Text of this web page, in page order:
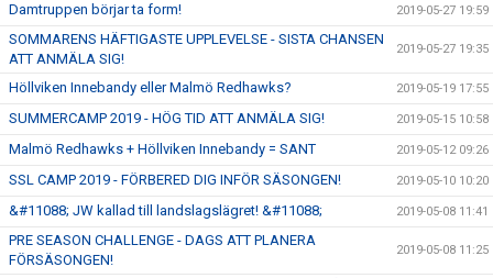
Damtruppen börjar ta form! 2019-05-27 19:59
SOMMARENS HÄFTIGASTE UPPLEVELSE - SISTA CHANSEN
ATT ANMÄLA SIG!
2019-05-27 19:35
Höllviken Innebandy eller Malmö Redhawks? 2019-05-19 17:55
SUMMERCAMP 2019 - HÖG TID ATT ANMÄLA SIG! 2019-05-15 10:58
Malmö Redhawks + Höllviken Innebandy = SANT 2019-05-12 09:26
SSL CAMP 2019 - FÖRBERED DIG INFÖR SÄSONGEN! 2019-05-10 10:20
&#11088; JW kallad till landslagslägret! &#11088; 2019-05-08 11:41
PRE SEASON CHALLENGE - DAGS ATT PLANERA
FÖRSÄSONGEN!
2019-05-08 11:25